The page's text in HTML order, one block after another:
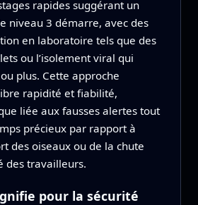
rapides suggérant un
niveau 3 démarre, avec des
en laboratoire tels que des
ou l’isolement viral qui
plus. Cette approche
rapidité et fiabilité,
liée aux fausses alertes tout
précieux par rapport à
des oiseaux ou de la chute
des travailleurs.
pour la sécurité